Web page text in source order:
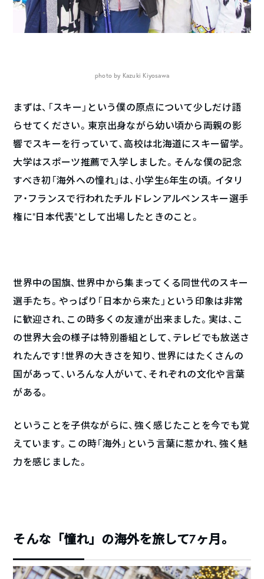
photo by Kazuki Kiyosawa
まずは、「スキー」という僕の原点について少しだけ語
らせてください。東京出身ながら幼い頃から両親の影
響でスキーを行っていて、高校は北海道にスキー留学。
大学はスポーツ推薦で入学しました。そんな僕の記念
すべき初「海外への憧れ」は、小学生6年生の頃。イタリ
ア・フランスで行われたチルドレンアルペンスキー選手
権に“日本代表”として出場したときのこと。
世界中の国旗、世界中から集まってくる同世代のスキー
選手たち。やっぱり「日本から来た」という印象は非常
に歓迎され、この時多くの友達が出来ました。実は、こ
の世界大会の様子は特別番組として、テレビでも放送さ
れたんです！世界の大きさを知り、世界にはたくさんの
国があって、いろんな人がいて、それぞれの文化や言葉
がある。
ということを子供ながらに、強く感じたことを今でも覚
えています。この時「海外」という言葉に惹かれ、強く魅
力を感じました。
そんな「憧れ」の海外を旅して7ヶ月。